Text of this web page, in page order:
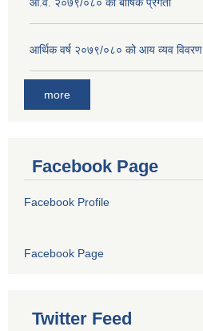
आर्थिक वर्ष २०७९/०८० को आय व्यव विवरण
more
Facebook Page
Facebook Profile
Facebook Page
Twitter Feed